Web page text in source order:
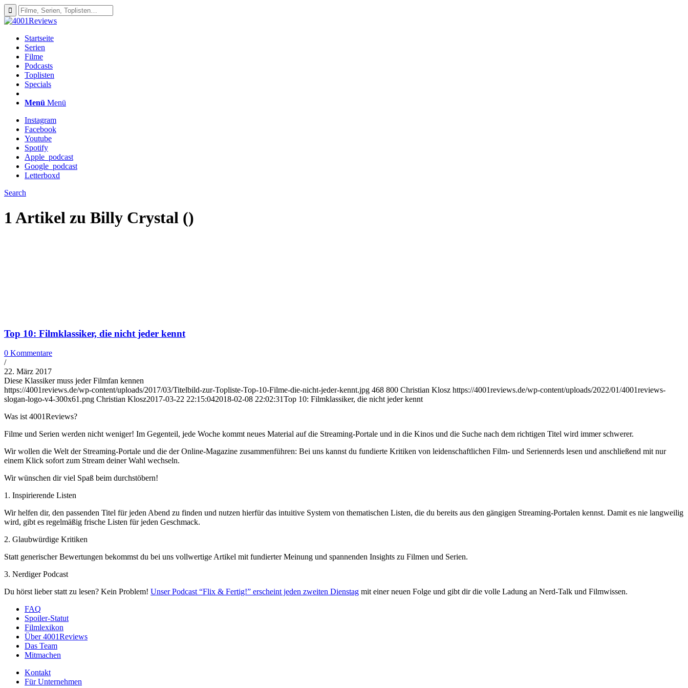
Startseite
Serien
Filme
Podcasts
Toplisten
Specials
Menü Menü
Instagram
Facebook
Youtube
Spotify
Apple_podcast
Google_podcast
Letterboxd
Search
1 Artikel zu Billy Crystal ()
Top 10: Filmklassiker, die nicht jeder kennt
0 Kommentare
/
22. März 2017
Diese Klassiker muss jeder Filmfan kennen
https://4001reviews.de/wp-content/uploads/2017/03/Titelbild-zur-Topliste-Top-10-Filme-die-nicht-jeder-kennt.jpg 468 800 Christian Klosz https://4001reviews.de/wp-content/uploads/2022/01/4001reviews-
slogan-logo-v4-300x61.png Christian Klosz2017-03-22 22:15:042018-02-08 22:02:31Top 10: Filmklassiker, die nicht jeder kennt
Was ist 4001Reviews?
Filme und Serien werden nicht weniger! Im Gegenteil, jede Woche kommt neues Material auf die Streaming-Portale und in die Kinos und die Suche nach dem richtigen Titel wird immer schwerer.
Wir wollen die Welt der Streaming-Portale und die der Online-Magazine zusammenführen: Bei uns kannst du fundierte Kritiken von leidenschaftlichen Film- und Seriennerds lesen und anschließend mit nur
einem Klick sofort zum Stream deiner Wahl wechseln.
Wir wünschen dir viel Spaß beim durchstöbern!
1. Inspirierende Listen
Wir helfen dir, den passenden Titel für jeden Abend zu finden und nutzen hierfür das intuitive System von thematischen Listen, die du bereits aus den gängigen Streaming-Portalen kennst. Damit es nie langweilig
wird, gibt es regelmäßig frische Listen für jeden Geschmack.
2. Glaubwürdige Kritiken
Statt generischer Bewertungen bekommst du bei uns vollwertige Artikel mit fundierter Meinung und spannenden Insights zu Filmen und Serien.
3. Nerdiger Podcast
Du hörst lieber statt zu lesen? Kein Problem! Unser Podcast “Flix & Fertig!” erscheint jeden zweiten Dienstag mit einer neuen Folge und gibt dir die volle Ladung an Nerd-Talk und Filmwissen.
FAQ
Spoiler-Statut
Filmlexikon
Über 4001Reviews
Das Team
Mitmachen
Kontakt
Für Unternehmen